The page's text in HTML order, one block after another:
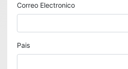
Correo Electronico
Pais